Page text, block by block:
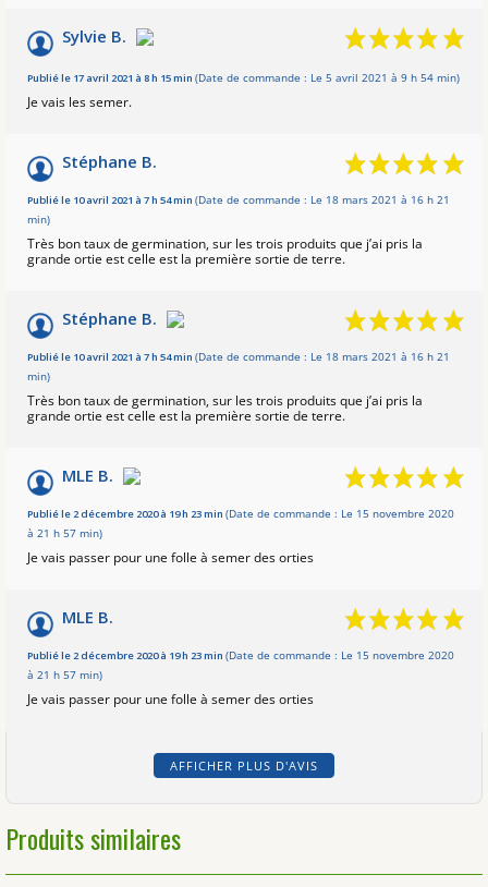
Sylvie B.
Publié le 17 avril 2021 à 8 h 15 min (Date de commande : Le 5 avril 2021 à 9 h 54 min)
Je vais les semer.
Stéphane B.
Publié le 10 avril 2021 à 7 h 54 min (Date de commande : Le 18 mars 2021 à 16 h 21
min)
Très bon taux de germination, sur les trois produits que j’ai pris la
grande ortie est celle est la première sortie de terre.
Stéphane B.
Publié le 10 avril 2021 à 7 h 54 min (Date de commande : Le 18 mars 2021 à 16 h 21
min)
Très bon taux de germination, sur les trois produits que j’ai pris la
grande ortie est celle est la première sortie de terre.
MLE B.
Publié le 2 décembre 2020 à 19 h 23 min (Date de commande : Le 15 novembre 2020
à 21 h 57 min)
Je vais passer pour une folle à semer des orties
MLE B.
Publié le 2 décembre 2020 à 19 h 23 min (Date de commande : Le 15 novembre 2020
à 21 h 57 min)
Je vais passer pour une folle à semer des orties
AFFICHER PLUS D'AVIS
Produits similaires